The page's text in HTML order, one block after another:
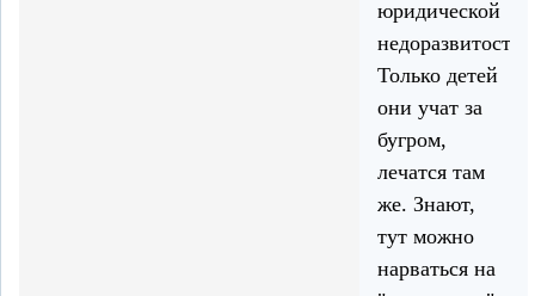
юридической
недоразвитости.
Только детей
они учат за
бугром,
лечатся там
же. Знают,
тут можно
нарваться на